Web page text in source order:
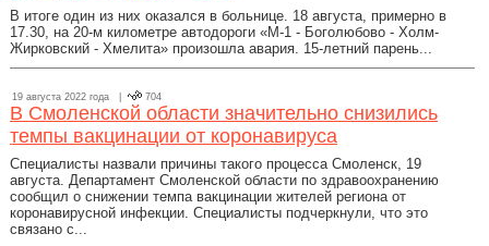
В итоге один из них оказался в больнице. 18 августа, примерно в
17.30, на 20-м километре автодороги «М-1 - Боголюбово - Холм-
Жирковский - Хмелита» произошла авария. 15-летний парень...
19 августа 2022 года | 704
В Смоленской области значительно снизились
темпы вакцинации от коронавируса
Специалисты назвали причины такого процесса Смоленск, 19
августа. Департамент Смоленской области по здравоохранению
сообщил о снижении темпа вакцинации жителей региона от
коронавирусной инфекции. Специалисты подчеркнули, что это
связано с...